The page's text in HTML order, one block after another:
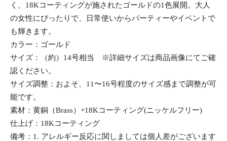
く、18Kコーティングが施されたゴールドの1色展開。大人
の女性にぴったりで、日常使いからパーティーやイベントで
も輝きます。
カラー：ゴールド
サイズ：（約）14号相当 ※詳細サイズは商品画像にてご確
認ください。
サイズ調整：およそ、11〜16号程度のサイズ感まで調整が可
能です。
素材：黄銅（Brass）+18Kコーティング(ニッケルフリー)
仕上げ：18Kコーティング
備考：1. アレルギー反応に関しましては個人差がございます